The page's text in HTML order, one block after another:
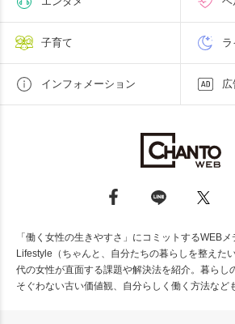
子育て ラ
インフォメーション
「働く女性の生きやすさ」にコミットするWEB
Lifestyle（ちゃんと、自分たちの暮らしを整えた
代の女性が直面する課題や解決法を紹介。暮らし
そぐわない古い価値観、自分らしく働く方法など